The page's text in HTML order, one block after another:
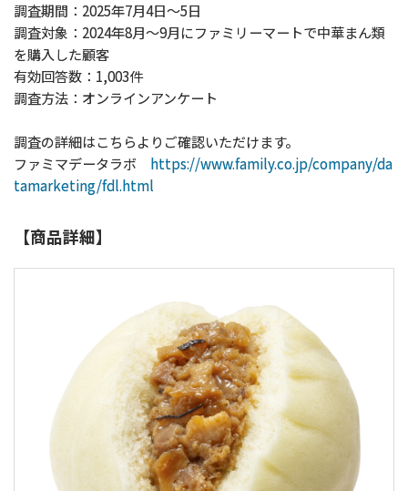
調査期間：2025年7月4日～5日
調査対象：2024年8月～9月にファミリーマートで中華まん類
を購入した顧客
有効回答数：1,003件
調査方法：オンラインアンケート
調査の詳細はこちらよりご確認いただけます。
ファミマデータラボ https://www.family.co.jp/company/da
tamarketing/fdl.html
【商品詳細】